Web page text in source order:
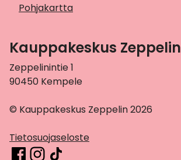
Pohjakartta
Kauppakeskus Zeppelin
Zeppelinintie 1
90450 Kempele
© Kauppakeskus Zeppelin 2026
Tietosuojaseloste